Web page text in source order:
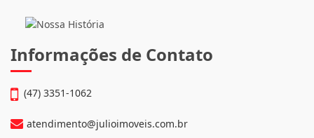
Negócios: • Julio Imóveis Vendas • Julio Imóveis Alugueis • Fex
Continue lendo...
Informações de Contato